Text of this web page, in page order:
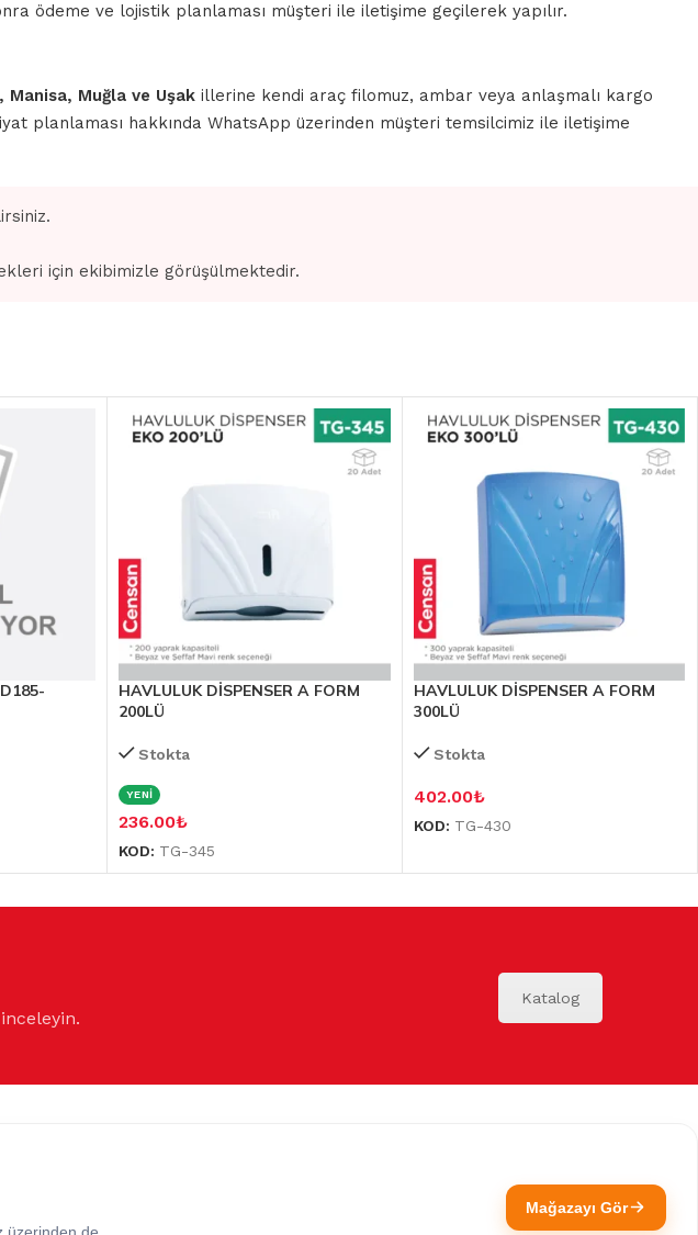
ödeme ve lojistik planlaması müşteri ile iletişime geçilerek yapılır.
Manisa, Muğla ve Uşak illerine kendi araç filomuz, ambar veya anlaşmalı kargo
planlaması hakkında WhatsApp üzerinden müşteri temsilcimiz ile iletişime
için ekibimizle görüşülmektedir.
HAVLULUK DİSPENSER A FORM
200LÜ
Stokta
YENİ
236.00₺
KOD: TG-345
HAVLULUK DİSPENSER A FORM
300LÜ
Stokta
402.00₺
KOD: TG-430
Katalog
üzerinden de
Mağazayı Gör